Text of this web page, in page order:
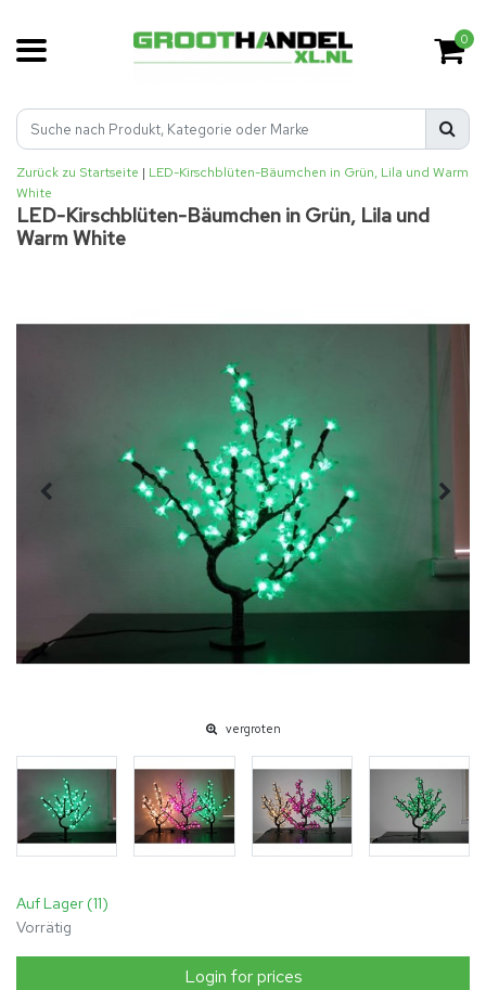
0
Zurück zu Startseite | LED-Kirschblüten-Bäumchen in Grün, Lila und Warm
White
LED-Kirschblüten-Bäumchen in Grün, Lila und
Warm White
vergroten
Auf Lager (11)
Vorrätig
Login for prices